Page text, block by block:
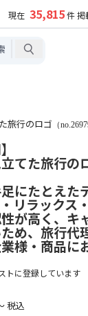
現在 35,815件 掲
旅行のロゴ （
てた旅行の
にたとえた
リラックス
が高く、キ
め、旅行代
様・商品に
トに登録しています
税込